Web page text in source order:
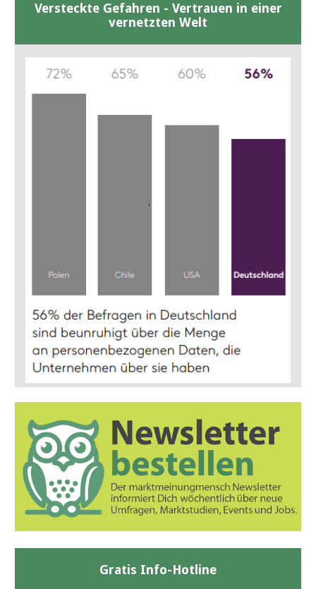
Versteckte Gefahren - Vertrauen in einer
vernetzten Welt
Gratis Info-Hotline